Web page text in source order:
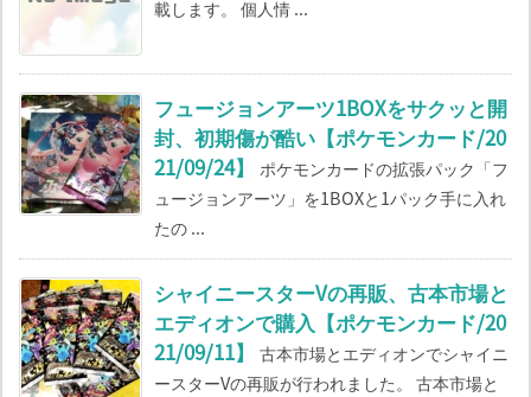
載します。 個人情 ...
フュージョンアーツ1BOXをサクッと開
封、初期傷が酷い【ポケモンカード/20
21/09/24】
ポケモンカードの拡張パック「フ
ュージョンアーツ」を1BOXと1パック手に入れ
たの ...
シャイニースターVの再販、古本市場と
エディオンで購入【ポケモンカード/20
21/09/11】
古本市場とエディオンでシャイニ
ースターVの再販が行われました。 古本市場と